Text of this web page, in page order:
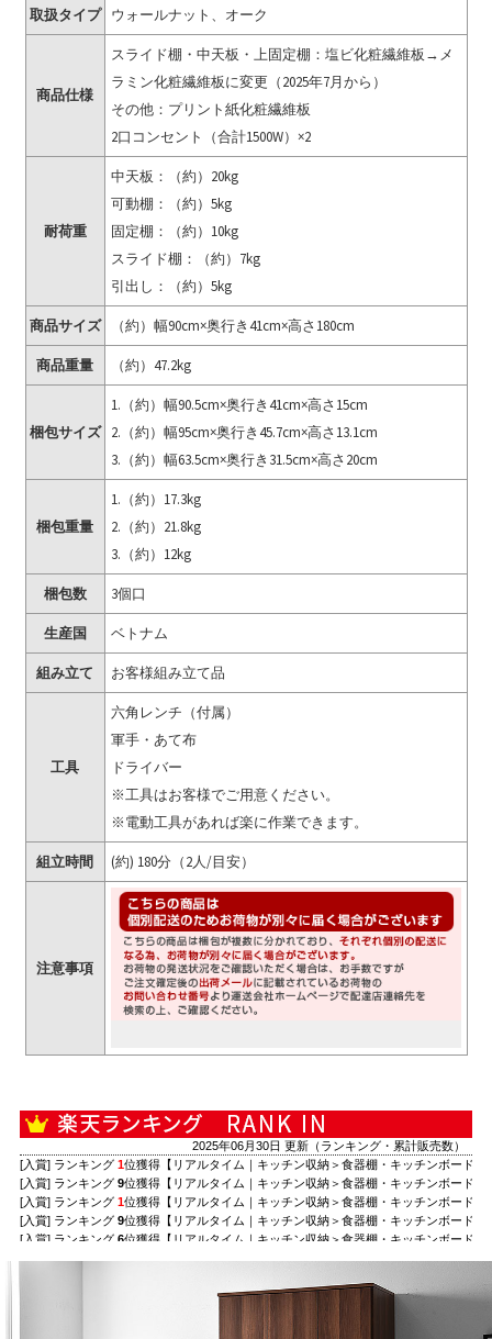
取扱タイプ ウォールナット、オーク
商品仕様
スライド棚・中天板・上固定棚：塩ビ化粧繊維板→メ
ラミン化粧繊維板に変更（2025年7月から）
その他：プリント紙化粧繊維板
2口コンセント（合計1500W）×2
耐荷重
中天板：（約）20kg
可動棚：（約）5kg
固定棚：（約）10kg
スライド棚：（約）7kg
引出し：（約）5kg
商品サイズ （約）幅90cm×奥行き41cm×高さ180cm
商品重量 （約）47.2kg
梱包サイズ
1.（約）幅90.5cm×奥行き41cm×高さ15cm
2.（約）幅95cm×奥行き45.7cm×高さ13.1cm
3.（約）幅63.5cm×奥行き31.5cm×高さ20cm
梱包重量
1.（約）17.3kg
2.（約）21.8kg
3.（約）12kg
梱包数 3個口
生産国 ベトナム
組み立て お客様組み立て品
工具
六角レンチ（付属）
軍手・あて布
ドライバー
※工具はお客様でご用意ください。
※電動工具があれば楽に作業できます。
組立時間 (約) 180分（2人/目安）
注意事項